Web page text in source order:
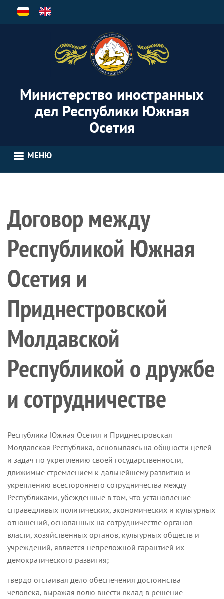
Перейти
Министерство иностранных
дел Республики Южная
Осетия
МЕНЮ
Договор между
Республикой Южная
Осетия и
Приднестровской
Молдавской
Республикой о дружбе
и сотрудничестве
Республика Южная Осетия и Приднестровская
Молдавская Республика, основываясь на общности целей
и задач по укреплению своей государственности,
движимые стремлением к дальнейшему развитию и
укреплению всестороннего сотрудничества между
Республиками, убежденные в том, что установление
справедливых политических, экономических и культурных
отношений, основанных на сотрудничестве органов
власти, хозяйственных органов, культурных обществ и
учреждений, является непреложной гарантией их
демократического развития;
твердо отстаивая дело обеспечения достоинства
человека, выражая волю внести вклад в решение